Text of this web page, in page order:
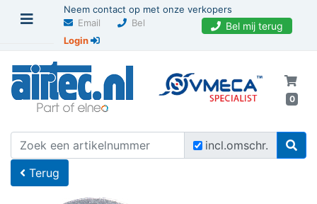
Neem contact op met onze verkopers
Email
Bel Bel mij terug
Login
0
incl.omschr.
U bevindt zich hier Home
Terug